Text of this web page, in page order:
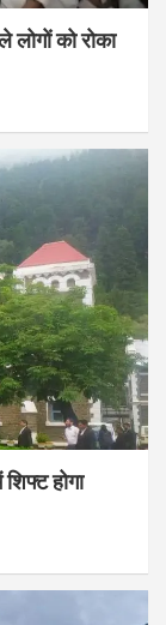
लोगों को रोका
होगा